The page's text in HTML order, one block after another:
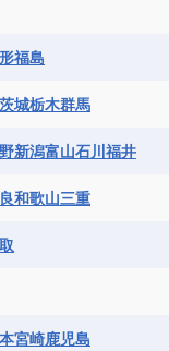
ニーク
ルンジ共和国
ア リベリア共和国
南アフリカ共和国
福島
茨城栃木群馬
新潟富山石川 福井
和歌山三重
宮崎鹿児島